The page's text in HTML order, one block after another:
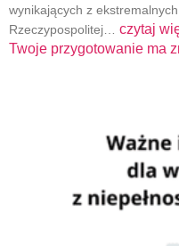
wynikających z
Rzeczypospolitej… czytaj
Twoje przygotowanie ma